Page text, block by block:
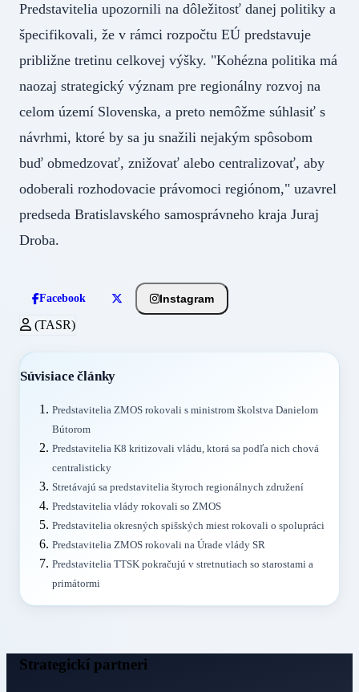
Predstavitelia upozornili na dôležitosť danej politiky a
špecifikovali, že v rámci rozpočtu EÚ predstavuje
približne tretinu celkovej výšky. "Kohézna politika má
naozaj strategický význam pre regionálny rozvoj na
celom území Slovenska, a preto nemôžme súhlasiť s
návrhmi, ktoré by sa ju snažili nejakým spôsobom
buď obmedzovať, znižovať alebo centralizovať, aby
odoberali rozhodovacie právomoci regiónom," uzavrel
predseda Bratislavského samosprávneho kraja Juraj
Droba.
Facebook Instagram
(TASR)
Súvisiace články
Predstavitelia ZMOS rokovali s ministrom školstva Danielom
Bútorom
Predstavitelia K8 kritizovali vládu, ktorá sa podľa nich chová
centralisticky
Stretávajú sa predstavitelia štyroch regionálnych združení
Predstavitelia vlády rokovali so ZMOS
Predstavitelia okresných spišských miest rokovali o spolupráci
Predstavitelia ZMOS rokovali na Úrade vlády SR
Predstavitelia TTSK pokračujú v stretnutiach so starostami a
primátormi
Strategickí partneri